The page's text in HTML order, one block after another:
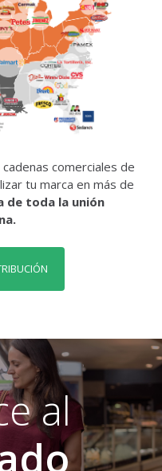
comerciales de
tu marca en más de
de toda la unión
al